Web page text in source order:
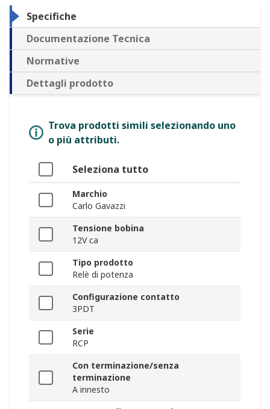
Specifiche
Documentazione Tecnica
Normative
Dettagli prodotto
Trova prodotti simili selezionando uno
o più attributi.
Seleziona tutto
Marchio
Carlo Gavazzi
Tensione bobina
12V ca
Tipo prodotto
Relè di potenza
Configurazione contatto
3PDT
Serie
RCP
Con terminazione/senza
terminazione
A innesto